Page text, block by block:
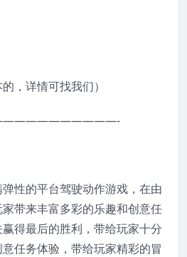
，详情可找我们）
性的平台驾驶动作游戏，在由
带来丰富多彩的乐趣和创意任
得最后的胜利，带给玩家十分
任务体验，带给玩家精彩的冒